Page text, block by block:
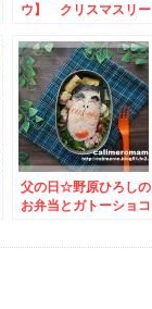
ウ】 クリスマスリー
父の日☆野原ひろしの
お弁当とガトーショコ